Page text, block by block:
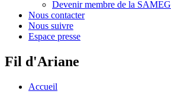
Devenir membre de la SAMEG
Nous contacter
Nous suivre
Espace presse
Fil d'Ariane
Accueil